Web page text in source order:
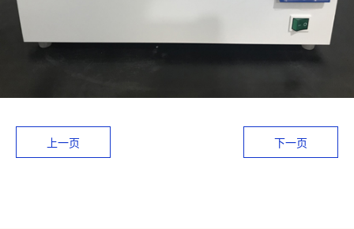
上一页 下一页